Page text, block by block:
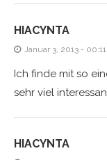
HIACYNTA
Januar 3, 2013 - 00:11
Ich finde mit so
sehr viel
HIACYNTA